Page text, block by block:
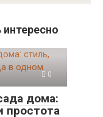
0
дома:
простота